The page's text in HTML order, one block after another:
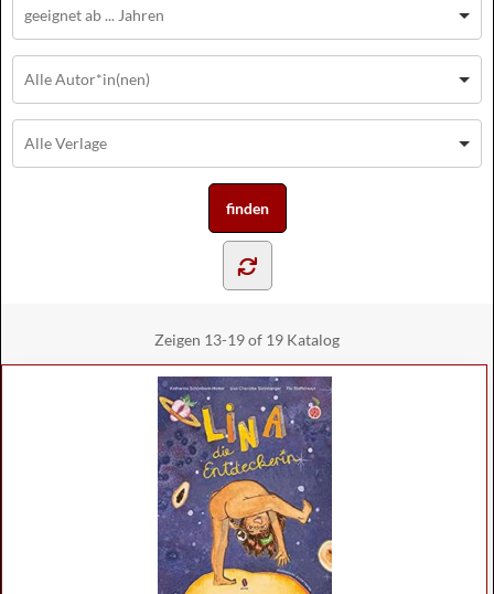
Zeigen 13-19 of 19 Katalog